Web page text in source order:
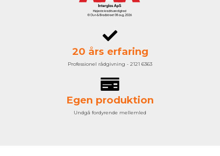
20 års erfaring
Professionel rådgivning - 2121 6363
Egen produktion
Undgå fordyrende mellemled